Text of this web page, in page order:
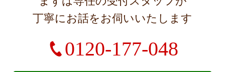
丁寧にお話をお伺いいたします
0120-177-048